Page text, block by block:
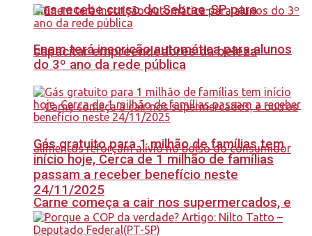
Lins recebe curso do Sebrae-SP para
capacitar empreendedores da beleza
Carne começa a cair nos supermercados, e
Enem terá inscrição automática para alunos
do 3º ano da rede pública
Gás gratuito para 1 milhão de famílias tem
início hoje, Cerca de 1 milhão de famílias
passam a receber benefício neste
24/11/2025